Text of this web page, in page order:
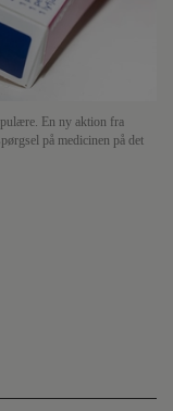
En ny aktion fra
på medicinen på det